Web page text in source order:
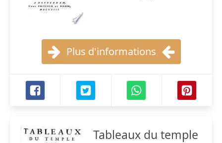
Plus d'informations
Tableaux du temple